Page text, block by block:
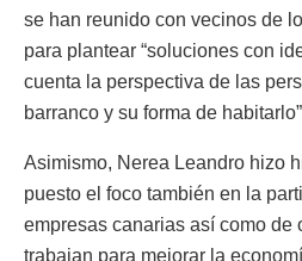
se han reunido con vecinos de
para plantear “soluciones con
cuenta la perspectiva de las
barranco y su forma de
Asimismo, Nerea Leandro hizo
puesto el foco también en la
empresas canarias así como de
trabajan para mejorar la